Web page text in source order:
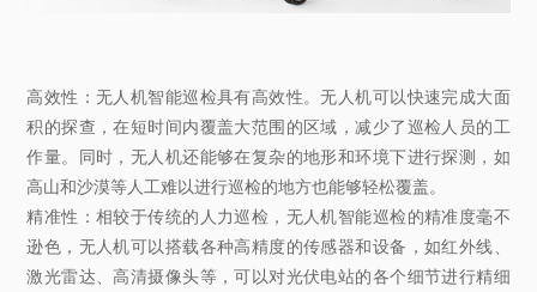
高效性：无人机智能巡检具有高效性。无人机可以快速完成大面
积的探查，在短时间内覆盖大范围的区域，减少了巡检人员的工
作量。同时，无人机还能够在复杂的地形和环境下进行探测，如
高山和沙漠等人工难以进行巡检的地方也能够轻松覆盖。
精准性：相较于传统的人力巡检，无人机智能巡检的精准度毫不
逊色，无人机可以搭载各种高精度的传感器和设备，如红外线、
激光雷达、高清摄像头等，可以对光伏电站的各个细节进行精细